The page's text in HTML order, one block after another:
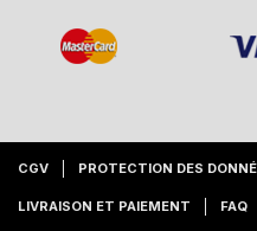
CGV PROTECTION DES
LIVRAISON ET PAIEMENT FAQ